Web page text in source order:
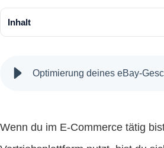
Inhalt
Wenn du im E-Commerce tätig